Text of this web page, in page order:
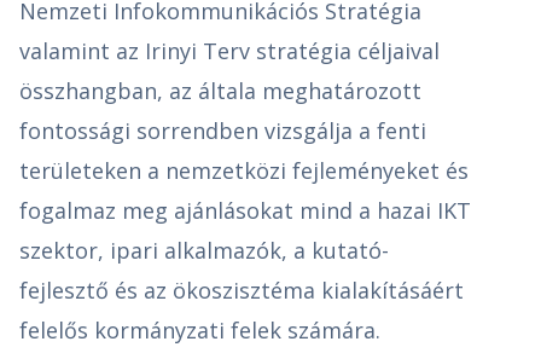
Nemzeti Infokommunikációs Stratégia
valamint az Irinyi Terv stratégia céljaival
összhangban, az általa meghatározott
fontossági sorrendben vizsgálja a fenti
területeken a nemzetközi fejleményeket és
fogalmaz meg ajánlásokat mind a hazai IKT
szektor, ipari alkalmazók, a kutató-
fejlesztő és az ökoszisztéma kialakításáért
felelős kormányzati felek számára.